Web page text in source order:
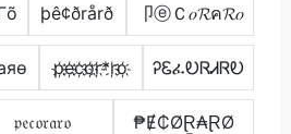
þê¢ðrårð 卩ⓔＣ𝑜𝓡ค𝓡𝑜
p҉e҉c҉o҉r҉*r҉o҉ ᎮᏋፈᎧᏒᏗᏒᎧ
𝔭𝔢𝔠𝔬𝔯𝔞𝔯𝔬 ₱Ɇ₵ØⱤ̼₳ⱤØ